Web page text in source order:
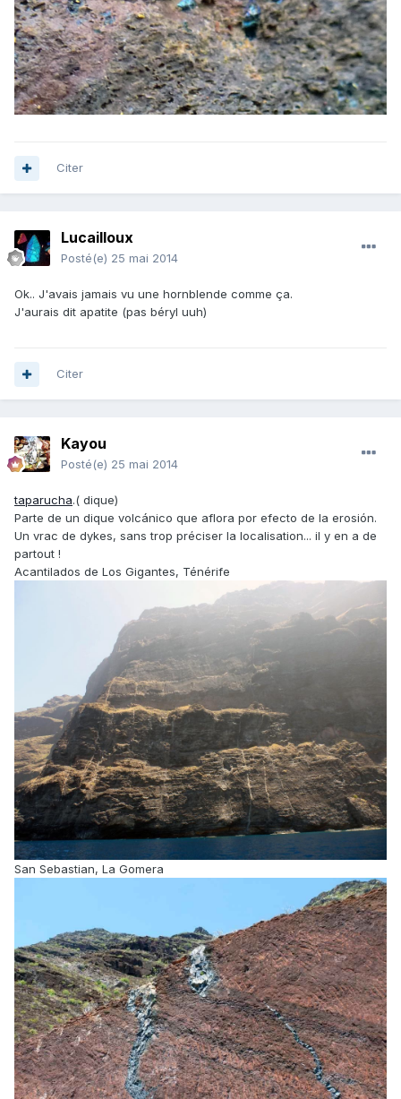
Citer
Lucailloux
Posté(e) 25 mai 2014
Ok.. J'avais jamais vu une hornblende comme ça.
J'aurais dit apatite (pas béryl uuh)
Citer
Kayou
Posté(e) 25 mai 2014
taparucha.( dique)
Parte de un dique volcánico que aflora por efecto de la erosión.
Un vrac de dykes, sans trop préciser la localisation... il y en a de
partout !
Acantilados de Los Gigantes, Ténérife
San Sebastian, La Gomera